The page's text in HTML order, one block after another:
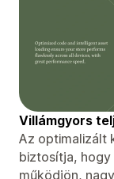
Villámgyors
Az optimalizált
biztosítja, hogy
működjön,